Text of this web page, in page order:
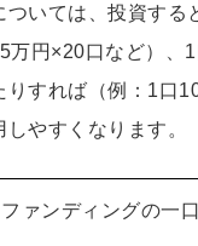
ついては、投資する
万円×20口など）、
すれば（例：1口
やすくなります。
ァンディングの一